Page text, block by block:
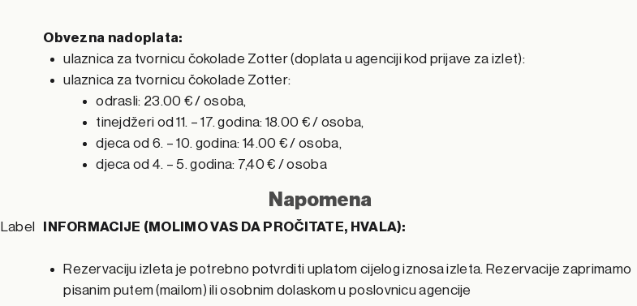
Obvezna nadoplata:
ulaznica za tvornicu čokolade Zotter (doplata u agenciji kod prijave za izlet):
ulaznica za tvornicu čokolade Zotter:
odrasli: 23.00 € / osoba,
tinejdžeri od 11. – 17. godina: 18.00 € / osoba,
djeca od 6. – 10. godina: 14.00 € / osoba,
djeca od 4. – 5. godina: 7,40 € / osoba
Napomena
Label INFORMACIJE (MOLIMO VAS DA PROČITATE, HVALA):
Rezervaciju izleta je potrebno potvrditi uplatom cijelog iznosa izleta. Rezervacije zaprimamo
pisanim putem (mailom) ili osobnim dolaskom u poslovnicu agencije